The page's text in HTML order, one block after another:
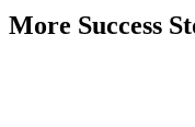
More Success